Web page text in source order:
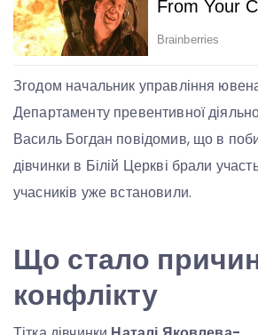
Згодом начальник управління
Департаменту превентивної
Василь Богдан повідомив, що в
дівчинки в Білій Церкві брали
учасників уже встановили.
Що стало
конфлікту